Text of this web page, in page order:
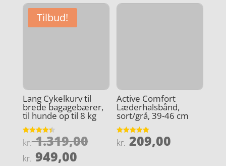
Tilbud!
Lang Cykelkurv til
brede bagagebærer,
til hunde op til 8 kg
Vurderet
4.4
kr.1.319,00Den
kr. 949,00Den
Active Comfort
Læderhalsbånd,
sort/grå, 39-46 cm
Vurderet
5
kr. 209,00